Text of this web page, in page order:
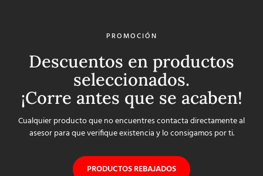
PROMOCIÓN
Descuentos en productos
seleccionados.
¡Corre antes que se acaben!
Cualquier producto que no encuentres contacta directamente al
asesor para que verifique existencia y lo consigamos por ti.
PRODUCTOS REBAJADOS